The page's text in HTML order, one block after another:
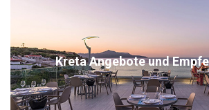
Kreta Angebote und